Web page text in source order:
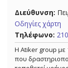
Διεύθυνση:
Οδηγίες χάρτη
Τηλέφωνο:
Η Atiker group με
που